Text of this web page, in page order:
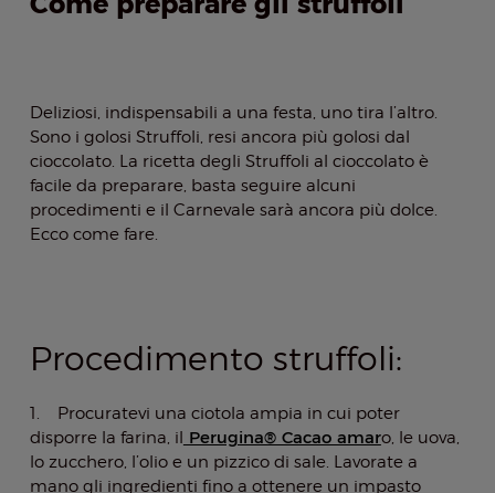
Deliziosi, indispensabili a una festa, uno tira l’altro.
Sono i golosi Struffoli, resi ancora più golosi dal
cioccolato. La ricetta degli Struffoli al cioccolato è
facile da preparare, basta seguire alcuni
procedimenti e il Carnevale sarà ancora più dolce.
Ecco come fare.
Procedimento struffoli:
1. Procuratevi una ciotola ampia in cui poter
disporre la farina, il Perugina® Cacao amaro, le uova,
lo zucchero, l’olio e un pizzico di sale. Lavorate a
mano gli ingredienti fino a ottenere un impasto